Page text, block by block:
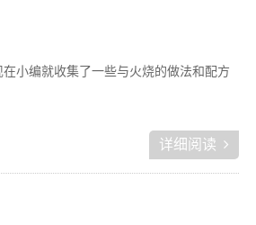
小编就收集了一些与火烧的做法和配方
详细阅读